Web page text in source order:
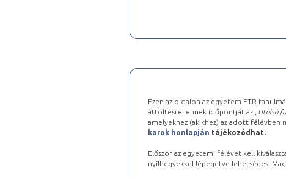
Ezen az oldalon az egyetem ETR
áttöltésre, ennek időpontját az „ Utolsó
amelyekhez (akikhez) az adott félévben
karok honlapján tájékozódhat.
Először az egyetemi félévet kell
nyílhegyekkel lépegetve lehetséges.